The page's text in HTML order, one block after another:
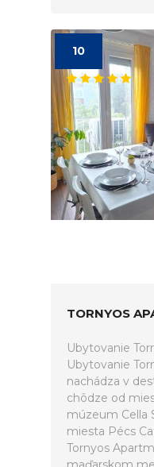
10
TORNYOS
Ubytovanie
Ubytovanie
nachádza v
chôdze od
múzeum Cella
miesta Pécs
Tornyos